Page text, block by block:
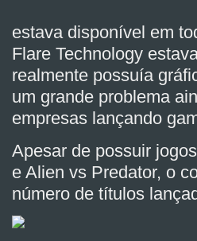
estava disponível em
Flare Technology
realmente possuía
um grande problema
empresas lançando
Apesar de possuir
e Alien vs Predator, o
número de títulos